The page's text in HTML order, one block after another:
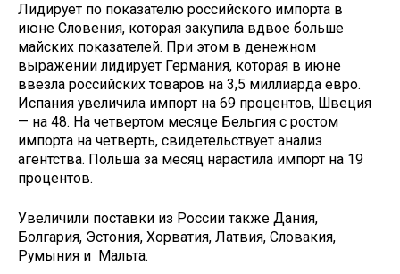
Лидирует по показателю российского импорта в
июне Словения, которая закупила вдвое больше
майских показателей. При этом в денежном
выражении лидирует Германия, которая в июне
ввезла российских товаров на 3,5 миллиарда евро.
Испания увеличила импорт на 69 процентов, Швеция
— на 48. На четвертом месяце Бельгия с ростом
импорта на четверть, свидетельствует анализ
агентства. Польша за месяц нарастила импорт на 19
процентов.
Увеличили поставки из России также Дания,
Болгария, Эстония, Хорватия, Латвия, Словакия,
Румыния и Мальта.